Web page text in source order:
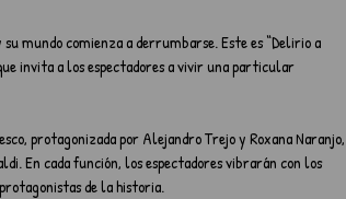
mundo comienza a derrumbarse. Este es “Delirio a
invita a los espectadores a vivir una particular
protagonizada por Alejandro Trejo y Roxana Naranjo,
En cada función, los espectadores vibrarán con los
de la historia.